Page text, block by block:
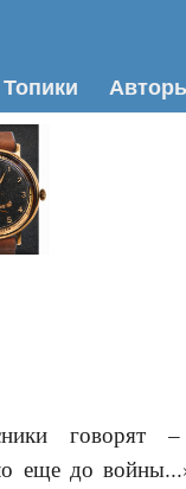
Топики
говорят
еще до